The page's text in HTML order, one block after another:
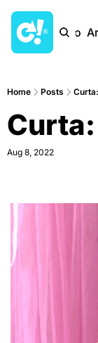
Início
Home Posts
Aug 8, 2022